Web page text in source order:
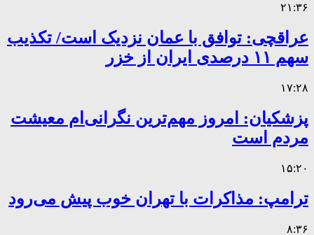
۲۱:۳۶
عراقچی: توافق با عمان نزدیک است/ تکذیب
سهم ۱۱ درصدی ایران از خزر
۱۷:۲۸
پزشکیان: امروز مهم‌ترین نگرانی‌ام معیشت
مردم است
۱۵:۲۰
ترامپ: مذاکرات با تهران خوب پیش می‌رود
۸:۳۶